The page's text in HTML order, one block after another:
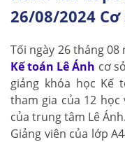
26/08/2024
Tối ngày 26 tháng
Kế toán Lê Ánh cơ
giảng khóa học Kế
tham gia của 12 học
của trung tâm Lê Ánh.
Giảng viên của lớp